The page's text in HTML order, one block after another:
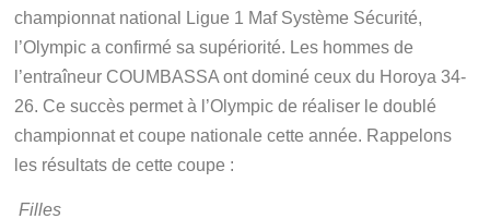
championnat national Ligue 1 Maf Système Sécurité,
l’Olympic a confirmé sa supériorité. Les hommes de
l’entraîneur COUMBASSA ont dominé ceux du Horoya 34-
26. Ce succès permet à l’Olympic de réaliser le doublé
championnat et coupe nationale cette année. Rappelons
les résultats de cette coupe :
Filles